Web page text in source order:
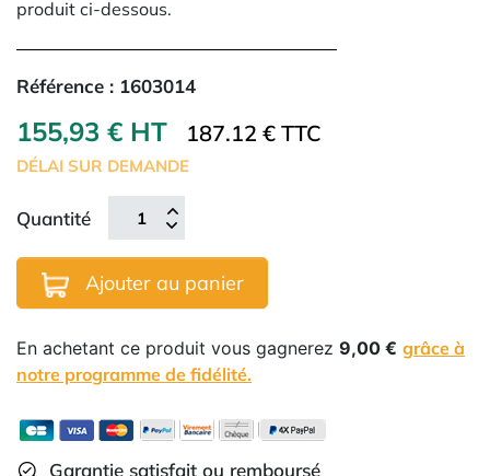
produit ci-dessous.
Référence : 1603014
155,93 € HT 187.12 € TTC
DÉLAI SUR DEMANDE
Quantité
Ajouter au panier
En achetant ce produit vous gagnerez 9,00 € grâce à
notre programme de fidélité.
Garantie satisfait ou remboursé